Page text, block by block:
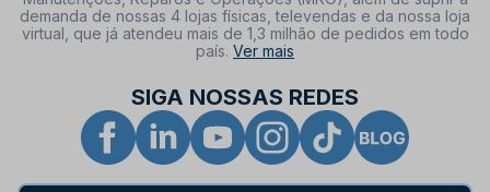
demanda de nossas 4 lojas físicas, televendas e da nossa loja
virtual, que já atendeu mais de 1,3 milhão de pedidos em todo
país. Ver mais
SIGA NOSSAS REDES